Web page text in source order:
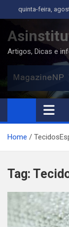
to
content
quinta-feira,
Artigos, Dicas e
Home
Tag: